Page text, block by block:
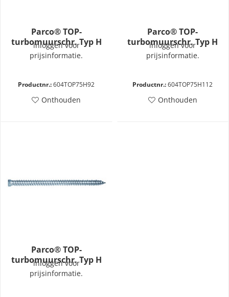
Parco® TOP-
turbomuurschr. Typ H
7,5x92
inloggen voor
prijsinformatie.
Productnr.:604TOP75H92
Onthouden
Parco® TOP-
turbomuurschr. Typ H
7,5x112
inloggen voor
prijsinformatie.
Productnr.:604TOP75H112
Onthouden
Parco® TOP-
turbomuurschr. Typ H
7,5x212
inloggen voor
prijsinformatie.